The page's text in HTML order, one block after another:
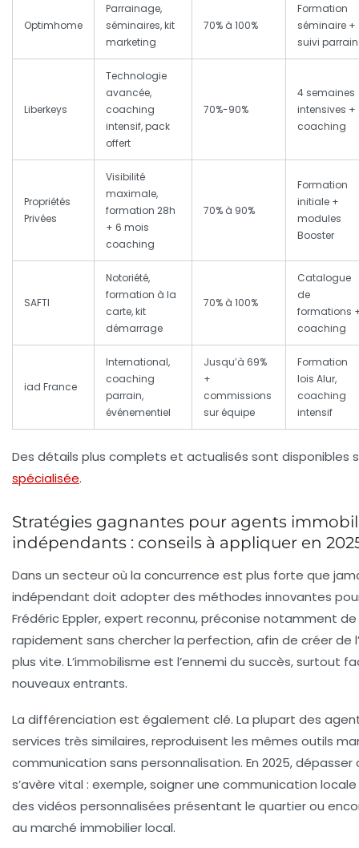
Optimhome
Parrainage,
séminaires, kit
marketing
70% à 100%
Formation
séminaire +
suivi parrain
Liberkeys
Technologie
avancée,
coaching
intensif, pack
offert
70%-90%
4 semaines
intensives +
coaching
Propriétés
Privées
Visibilité
maximale,
formation 28h
+ 6 mois
coaching
70% à 90%
Formation
initiale +
modules
Booster
SAFTI
Notoriété,
formation à la
carte, kit
démarrage
70% à 100%
Catalogue
de
formations
coaching
iad France
International,
coaching
parrain,
événementiel
Jusqu’à 69%
+
commissions
sur équipe
Formation
lois Alur,
coaching
intensif
Des détails plus complets et actualisés sont disponibles
spécialisée.
Stratégies gagnantes pour agents
indépendants : conseils à appliquer en
Dans un secteur où la concurrence est plus forte que
indépendant doit adopter des méthodes innovantes
Frédéric Eppler, expert reconnu, préconise notamment
rapidement sans chercher la perfection, afin de créer de
plus vite. L’immobilisme est l’ennemi du succès, surtout
nouveaux entrants.
La différenciation est également clé. La plupart des
services très similaires, reproduisent les mêmes outils
communication sans personnalisation. En 2025,
s’avère vital : exemple, soigner une communication
des vidéos personnalisées présentant le quartier ou
au marché immobilier local.